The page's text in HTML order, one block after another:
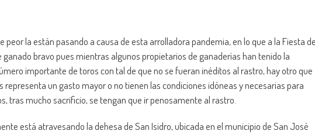
peor la están pasando a causa de esta arrolladora pandemia, en lo que a la Fiesta
ganado bravo pues mientras algunos propietarios de ganaderías han tenido la
importante de toros con tal de que no se fueran inéditos al rastro, hay otro que
representa un gasto mayor o no tienen las condiciones idóneas y necesarias para
tras mucho sacrificio, se tengan que ir penosamente al rastro.
está atravesando la dehesa de San Isidro, ubicada en el municipio de San José